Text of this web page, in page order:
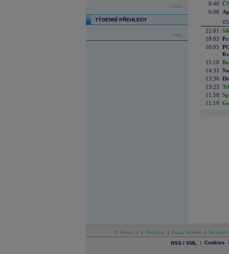
více...
TÝDENNÍ PŘEHLEDY
více...
8:40
6:08
22:01
18:03
16:05
15:18
14:31
13:36
13:23
11:58
11:19
O Patria.cz Reklama Mapa Stránek Skupina
RSS / XML | Cookies |